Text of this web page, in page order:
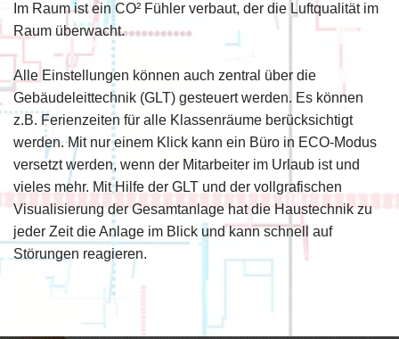
Im Raum ist ein CO² Fühler verbaut, der die Luftqualität im
Raum überwacht.
Alle Einstellungen können auch zentral über die
Gebäudeleittechnik (GLT) gesteuert werden. Es können
z.B. Ferienzeiten für alle Klassenräume berücksichtigt
werden. Mit nur einem Klick kann ein Büro in ECO-Modus
versetzt werden, wenn der Mitarbeiter im Urlaub ist und
vieles mehr. Mit Hilfe der GLT und der vollgrafischen
Visualisierung der Gesamtanlage hat die Haustechnik zu
jeder Zeit die Anlage im Blick und kann schnell auf
Störungen reagieren.